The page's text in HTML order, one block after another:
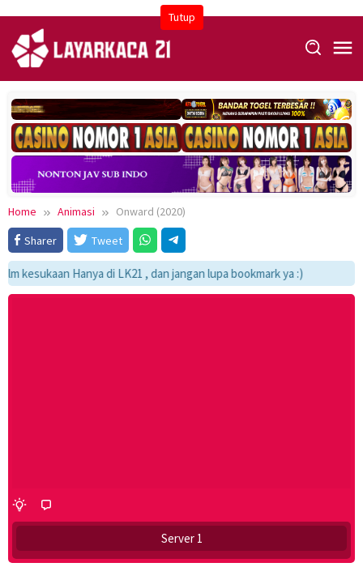
Tutup
content
Home Animasi
Onward (2020)
Sharer
Tweet
kesukaan Hanya di LK21 , dan jangan lupa bookmark ya :)
Server 1